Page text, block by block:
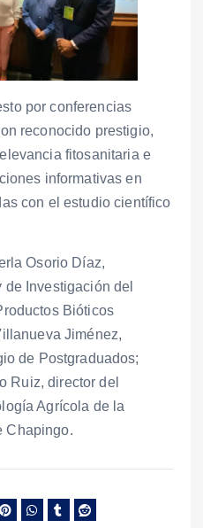
por conferencias
reconocido prestigio,
fitosanitaria e
informativas en
con el estudio científico
Osorio Díaz,
Investigación del
Bióticos
Jiménez,
de Postgraduados;
Ruiz, director del
Agrícola de la
Chapingo.